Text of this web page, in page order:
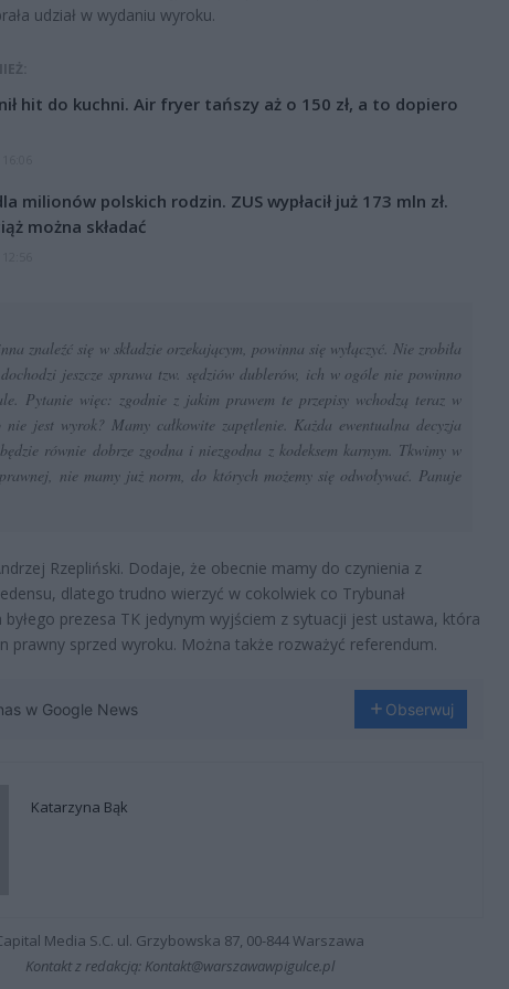
udział w wydaniu wyroku.
hit do kuchni. Air fryer tańszy aż o 150 zł, a to dopiero
milionów polskich rodzin. ZUS wypłacił już 173 mln zł.
można składać
znaleźć się w składzie orzekającym, powinna się wyłączyć. Nie zrobiła
jeszcze sprawa tzw. sędziów dublerów, ich w ogóle nie powinno
Pytanie więc: zgodnie z jakim prawem te przepisy wchodzą teraz w
jest wyrok? Mamy całkowite zapętlenie. Każda ewentualna decyzja
równie dobrze zgodna i niezgodna z kodeksem karnym. Tkwimy w
nie mamy już norm, do których możemy się odwoływać. Panuje
Rzepliński. Dodaje, że obecnie mamy do czynienia z
dlatego trudno wierzyć w cokolwiek co Trybunał
byłego prezesa TK jedynym wyjściem z sytuacji jest ustawa, która
prawny sprzed wyroku. Można także rozważyć referendum.
w Google News Obserwuj
Katarzyna Bąk
Media S.C. ul. Grzybowska 87, 00-844 Warszawa
Kontakt z redakcją: Kontakt@warszawawpigulce.pl